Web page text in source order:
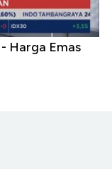
Harga Emas